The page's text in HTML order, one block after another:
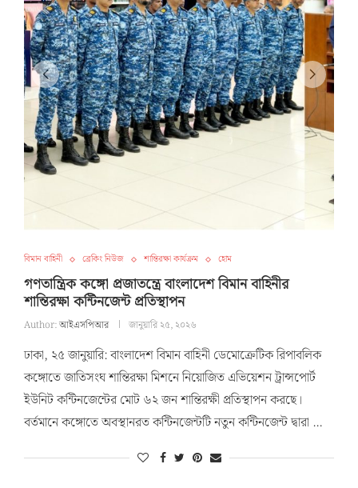
বিমান বাহিনী ব্রেকিং নিউজ শান্তিরক্ষা কার্যক্রম হোম
গণতান্ত্রিক কঙ্গো প্রজাতন্ত্রে বাংলাদেশ বিমান বাহিনীর
শান্তিরক্ষা কন্টিনজেন্ট প্রতিস্থাপন
Author:আইএসপিআর জানুয়ারি ২৫, ২০২৬
ঢাকা, ২৫ জানুয়ারি: বাংলাদেশ বিমান বাহিনী ডেমোক্রেটিক রিপাবলিক
কঙ্গোতে জাতিসংঘ শান্তিরক্ষা মিশনে নিয়োজিত এভিয়েশন ট্রান্সপোর্ট
ইউনিট কন্টিনজেন্টের মোট ৬২ জন শান্তিরক্ষী প্রতিস্থাপন করছে।
বর্তমানে কঙ্গোতে অবস্থানরত কন্টিনজেন্টটি নতুন কন্টিনজেন্ট দ্বারা …